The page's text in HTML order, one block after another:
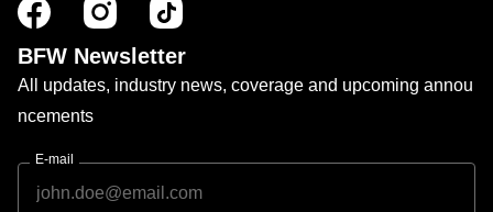
BFW Newsletter
All updates, industry news, coverage and upcoming annou
ncements
E-mail